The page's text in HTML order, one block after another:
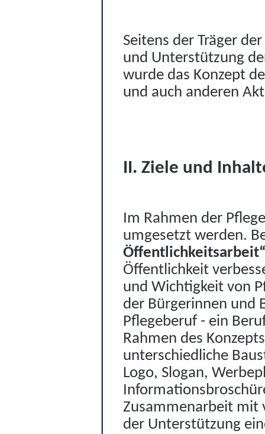
Seitens der Träger
und Unterstützung
wurde das Konzept
und auch anderen
II. Ziele und
Im Rahmen der
umgesetzt werden.
Öffentlichkeit
und Wichtigkeit von
der Bürgerinnen und
Pflegeberuf - ein
Rahmen des
unterschiedliche
Logo, Slogan,
Informat
Zusammenarbeit mit
der Unterstützung